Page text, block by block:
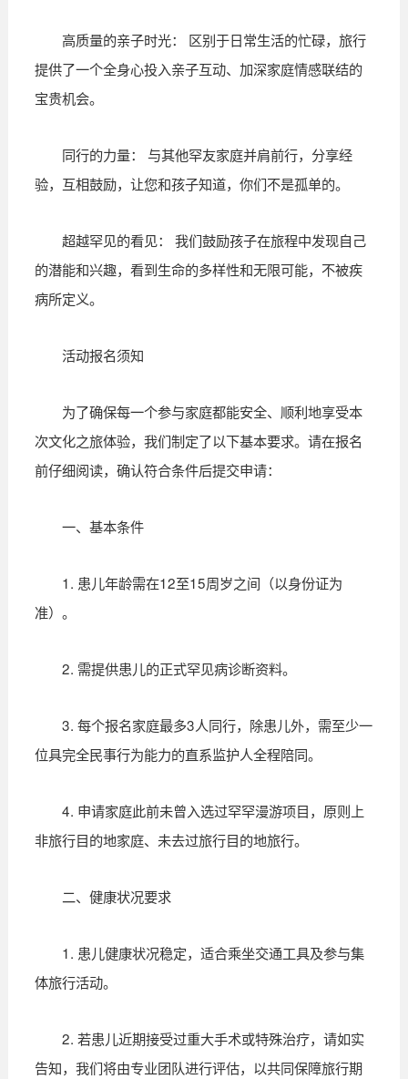
高质量的亲子时光： 区别于日常生活的忙碌，旅行
提供了一个全身心投入亲子互动、加深家庭情感联结的
宝贵机会。
同行的力量： 与其他罕友家庭并肩前行，分享经
验，互相鼓励，让您和孩子知道，你们不是孤单的。
超越罕见的看见： 我们鼓励孩子在旅程中发现自己
的潜能和兴趣，看到生命的多样性和无限可能，不被疾
病所定义。
活动报名须知
为了确保每一个参与家庭都能安全、顺利地享受本
次文化之旅体验，我们制定了以下基本要求。请在报名
前仔细阅读，确认符合条件后提交申请：
一、基本条件
1. 患儿年龄需在12至15周岁之间（以身份证为
准）。
2. 需提供患儿的正式罕见病诊断资料。
3. 每个报名家庭最多3人同行，除患儿外，需至少一
位具完全民事行为能力的直系监护人全程陪同。
4. 申请家庭此前未曾入选过罕罕漫游项目，原则上
非旅行目的地家庭、未去过旅行目的地旅行。
二、健康状况要求
1. 患儿健康状况稳定，适合乘坐交通工具及参与集
体旅行活动。
2. 若患儿近期接受过重大手术或特殊治疗，请如实
告知，我们将由专业团队进行评估，以共同保障旅行期